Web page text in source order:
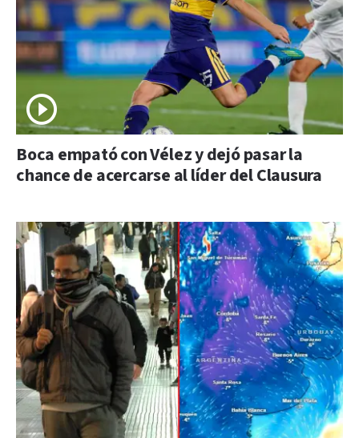
Boca empató con Vélez y dejó pasar la
chance de acercarse al líder del Clausura